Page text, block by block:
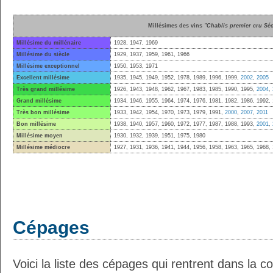
Millésimes des vins "Chablis premier cru
Millésime du millénaire
1928, 1947, 1969
Millésime du siècle
1929, 1937, 1959, 1961, 1966
Millésime exceptionnel
1950, 1953, 1971
Excellent millésime
1935, 1945, 1949, 1952, 1978, 1989, 1996, 1999, 2002, 2005
Très grand millésime
1926, 1943, 1948, 1962, 1967, 1983, 1985, 1990, 1995, 2004,
Grand millésime
1934, 1946, 1955, 1964, 1974, 1976, 1981, 1982, 1986,
Très bon millésime
1933, 1942, 1954, 1970, 1973, 1979, 1991, 2000, 2007, 2011
Bon millésime
1938, 1940, 1957, 1960, 1972, 1977, 1987, 1988, 1993, 2001,
Millésime moyen
1930, 1932, 1939, 1951, 1975, 1980
Millésime médiocre
1927, 1931, 1936, 1941, 1944, 1956, 1958, 1963, 1965, 1968,
Cépages
Voici la liste des cépages qui rentrent dans la